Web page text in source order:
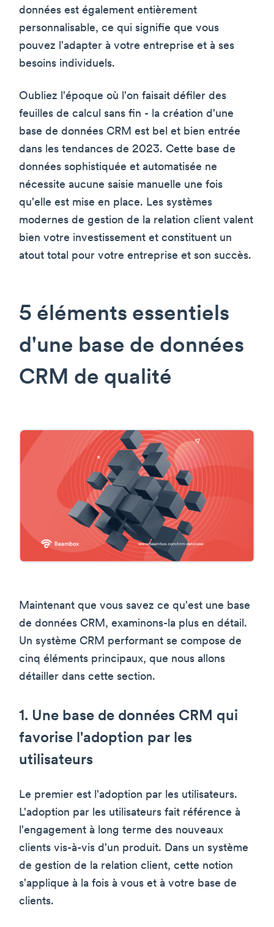
données est également entièrement
personnalisable, ce qui signifie que vous
pouvez l'adapter à votre entreprise et à ses
besoins individuels.
Oubliez l'époque où l'on faisait défiler des
feuilles de calcul sans fin - la création d'une
base de données CRM est bel et bien entrée
dans les tendances de 2023. Cette base de
données sophistiquée et automatisée ne
nécessite aucune saisie manuelle une fois
qu'elle est mise en place. Les systèmes
modernes de gestion de la relation client valent
bien votre investissement et constituent un
atout total pour votre entreprise et son succès.
5 éléments essentiels
d'une base de données
CRM de qualité
Maintenant que vous savez ce qu'est une base
de données CRM, examinons-la plus en détail.
Un système CRM performant se compose de
cinq éléments principaux, que nous allons
détailler dans cette section.
1. Une base de données CRM qui
favorise l'adoption par les
utilisateurs
Le premier est l'adoption par les utilisateurs.
L'adoption par les utilisateurs fait référence à
l'engagement à long terme des nouveaux
clients vis-à-vis d'un produit. Dans un système
de gestion de la relation client, cette notion
s'applique à la fois à vous et à votre base de
clients.